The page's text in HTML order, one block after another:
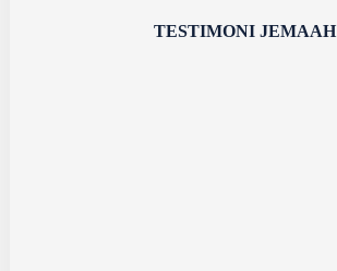
TESTIMONI JEMAAH